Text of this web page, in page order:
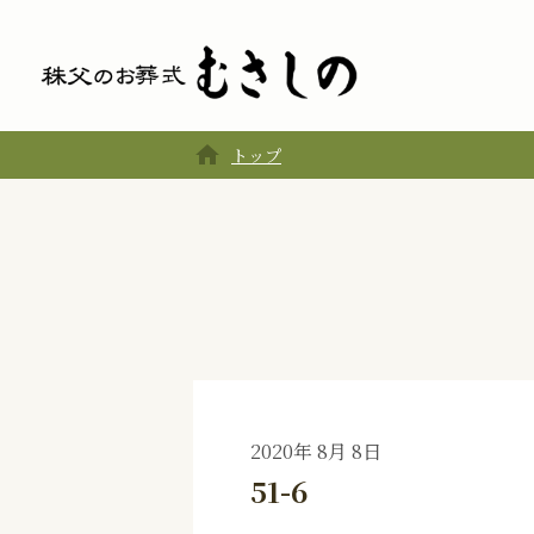
home トップ
2020年 8月 8日
51-6